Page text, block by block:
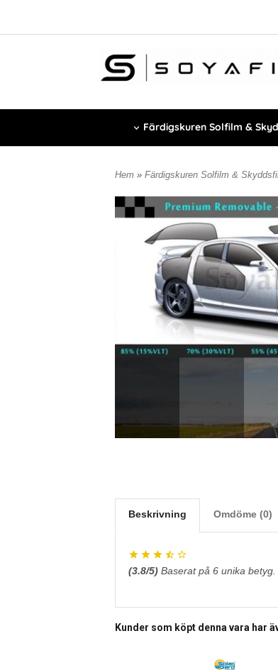
Färdigskuren Solfilm &
Hem » Färdigskuren Solfilm &
Beskrivning Omdöme (0)
(3.8/5) Baserat på 6 unika betyg.
Kunder som köpt denna vara har